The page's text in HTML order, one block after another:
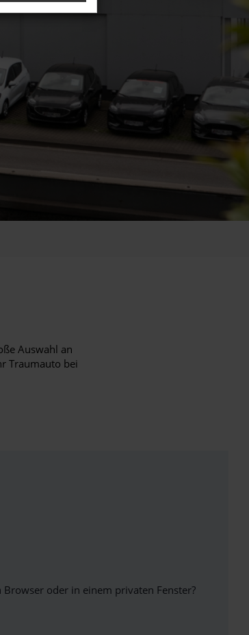
Auswahl an
Traumauto bei
oder in einem privaten Fenster?